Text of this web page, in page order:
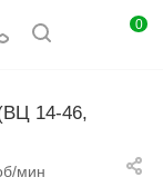
0
14-46,
мин